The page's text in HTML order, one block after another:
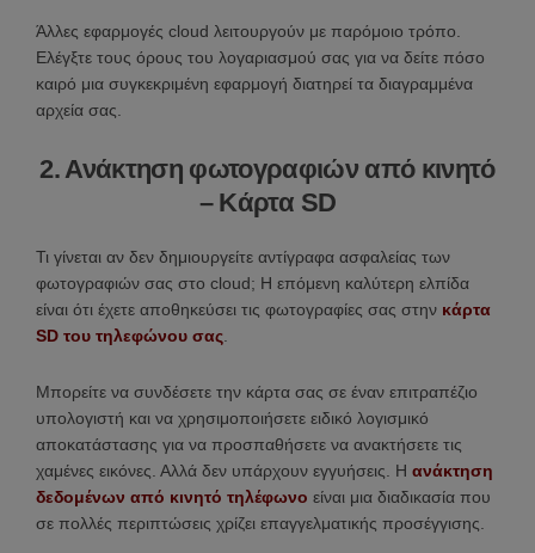
Άλλες εφαρμογές cloud λειτουργούν με παρόμοιο τρόπο.
Ελέγξτε τους όρους του λογαριασμού σας για να δείτε πόσο
καιρό μια συγκεκριμένη εφαρμογή διατηρεί τα διαγραμμένα
αρχεία σας.
2. Ανάκτηση φωτογραφιών από κινητό
– Kάρτα SD
Τι γίνεται αν δεν δημιουργείτε αντίγραφα ασφαλείας των
φωτογραφιών σας στο cloud; Η επόμενη καλύτερη ελπίδα
είναι ότι έχετε αποθηκεύσει τις φωτογραφίες σας στην κάρτα
SD του τηλεφώνου σας
Μπορείτε να συνδέσετε την κάρτα σας σε έναν επιτραπέζιο
υπολογιστή και να χρησιμοποιήσετε ειδικό λογισμικό
αποκατάστασης για να προσπαθήσετε να ανακτήσετε τις
χαμένες εικόνες. Αλλά δεν υπάρχουν εγγυήσεις. Η ανάκτηση
δεδομένων από κινητό τηλέφωνο είναι μια διαδικασία που
σε πολλές περιπτώσεις χρίζει επαγγελματικής προσέγγισης.